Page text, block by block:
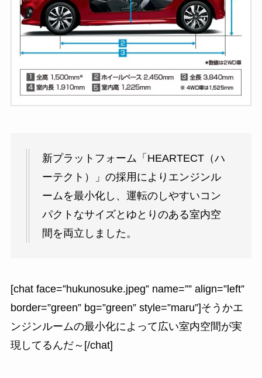
新プラットフォーム「HEARTECT（ハ
ーテクト）」の採用によりエンジンル
ームを最小化し、運転のしやすいコン
パクトなサイズとゆとりのある室内空
間を両立しました。
[chat face=”hukunosuke.jpeg” name=”” align=”left”
border=”green” bg=”green” style=”maru”]そうかエ
ンジンルームの最小化によって広い室内空間が実
現してるんだ～[/chat]